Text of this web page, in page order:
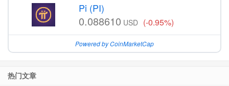
Pi (PI)
0.088610 USD (-0.95%)
Powered by CoinMarketCap
热门文章